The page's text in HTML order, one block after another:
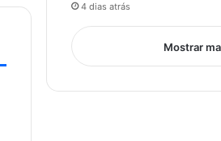
4 dias atrás
Mostrar